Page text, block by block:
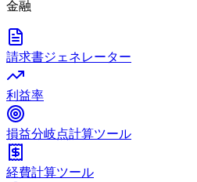
金融
請求書ジェネレーター
利益率
損益分岐点計算ツール
経費計算ツール